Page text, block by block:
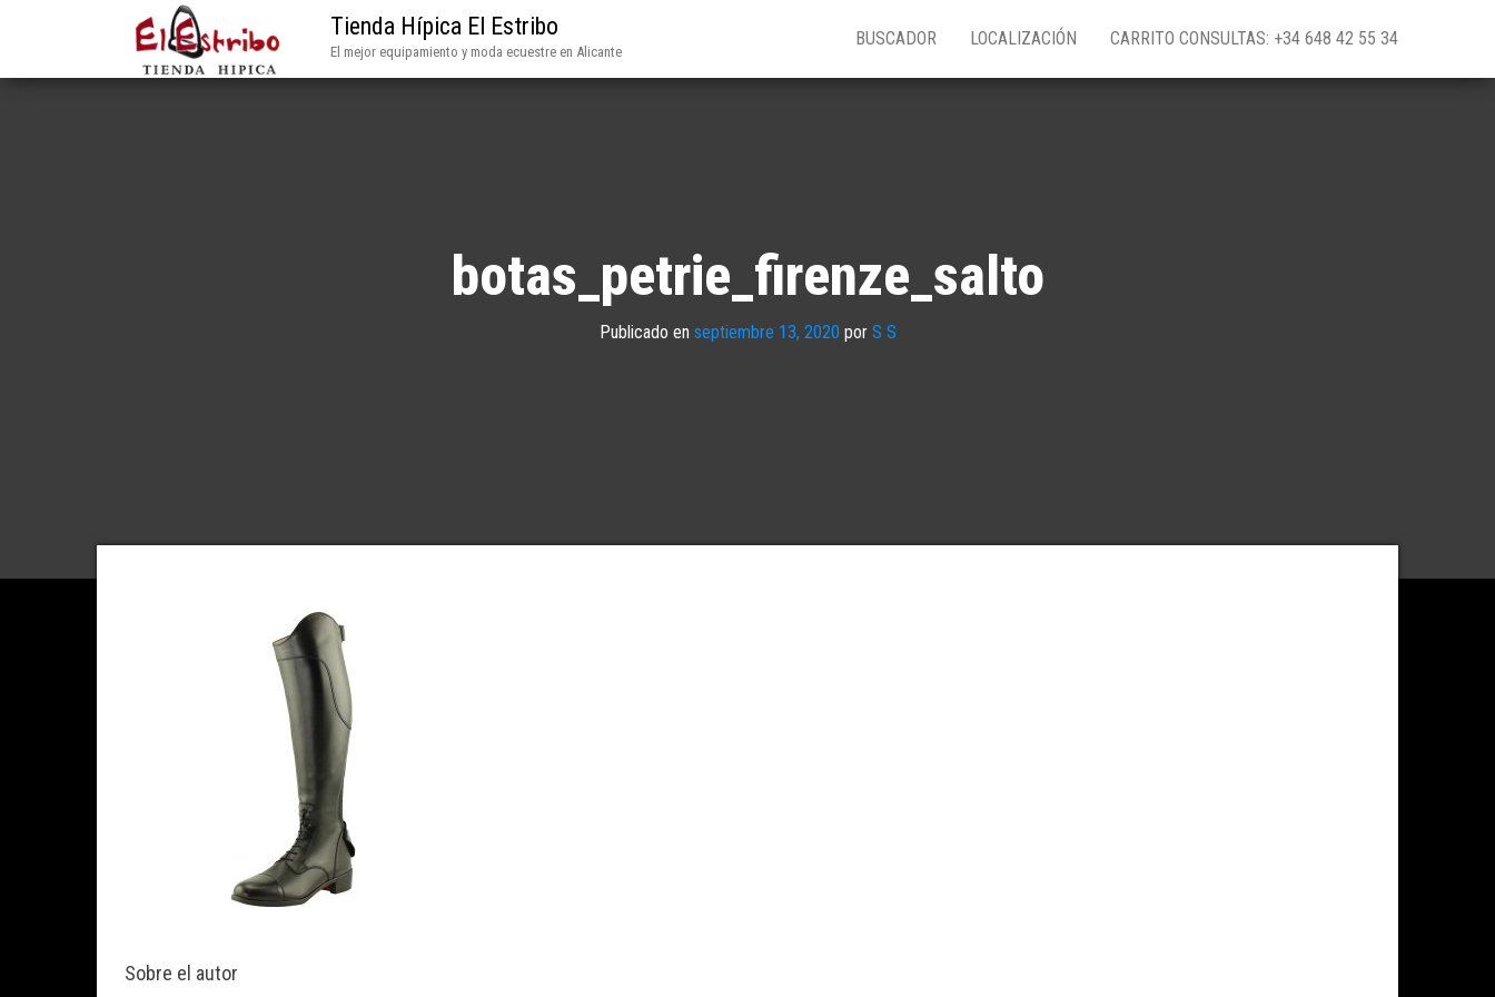
Tienda Hípica El Estribo
El mejor equipamiento y moda ecuestre en Alicante
BUSCADOR LOCALIZACIÓN CARRITO CONSULTAS: +34 648 42 55 34
botas_petrie_firenze_salto
Publicado en septiembre 13, 2020 por S S
Sobre el autor